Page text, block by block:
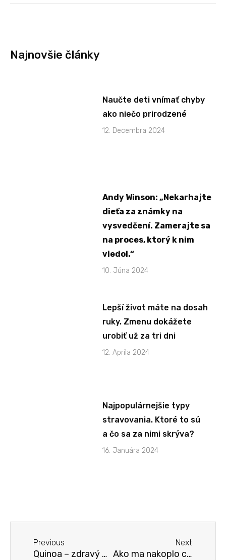
Najnovšie články
Naučte deti vnímať chyby
ako niečo prirodzené
12. Decembra 2024
Andy Winson: „Nekarhajte
dieťa za známky na
vysvedčení. Zamerajte sa
na proces, ktorý k nim
viedol.“
10. Júna 2024
Lepší život máte na dosah
ruky. Zmenu dokážete
urobiť už za tri dni
12. Apríla 2024
Najpopulárnejšie typy
stravovania. Ktoré to sú
a čo sa za nimi skrýva?
16. Januára 2024
Previous
Quinoa – zdravý malý zázrak aj pre „bezlepkáčov“
Next
Ako ma nakoplo cvičiť správne oblečenie